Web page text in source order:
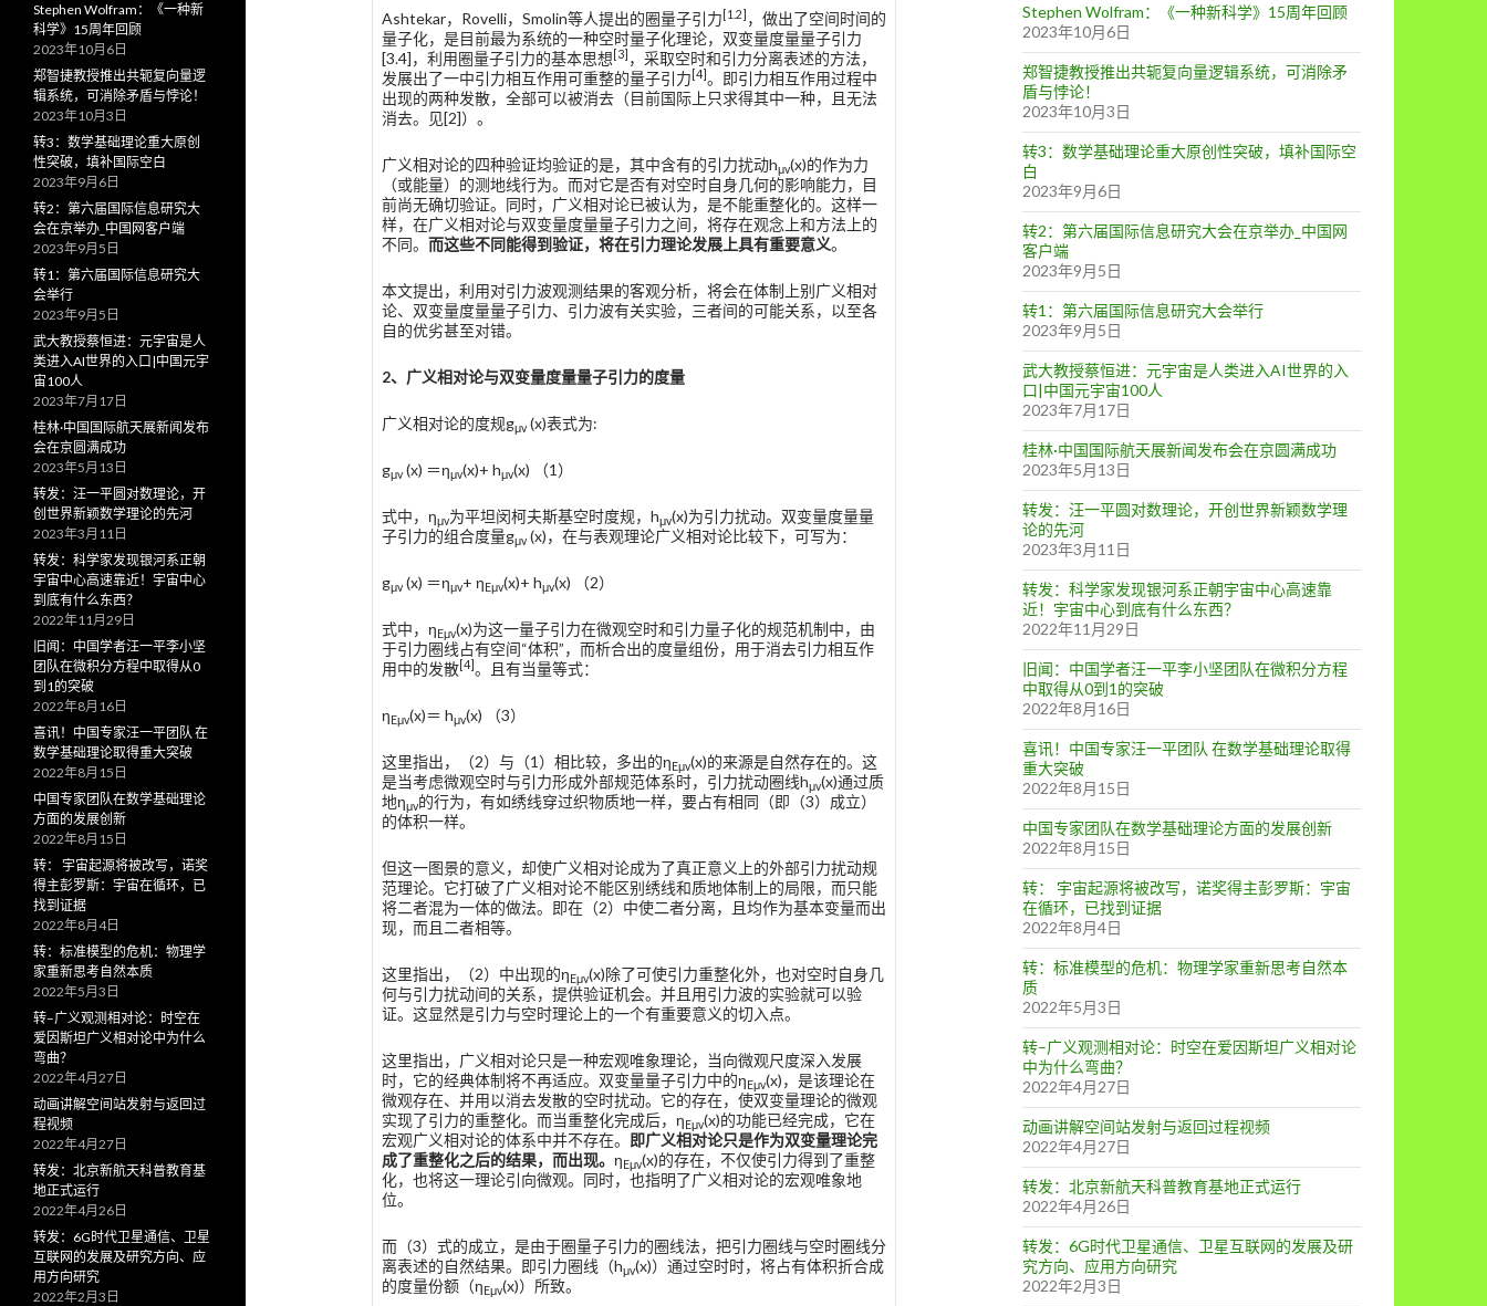
Ashtekar，Rovelli，Smolin等人提出的圈量子引力 [1.2] ，做出了空间时间的
量子化，是目前最为系统的一种空时量子化理论，双变量度量量子引力
[3.4]，利用圈量子引力的基本思想 [3] ，采取空时和引力分离表述的方法，
发展出了一中引力相互作用可重整的量子引力 [4]。即引力相互作用过程中
出现的两种发散，全部可以被消去（目前国际上只求得其中一种，且无法
消去。见[2]）。
广义相对论的四种验证均验证的是，其中含有的引力扰动hμv(x)的作为力
（或能量）的测地线行为。而对它是否有对空时自身几何的影响能力，目
前尚无确切验证。同时，广义相对论已被认为，是不能重整化的。这样一
样，在广义相对论与双变量度量量子引力之间，将存在观念上和方法上的
不同。 而这些不同能得到验证，将在引力理论发展上具有重要意义。
本文提出，利用对引力波观测结果的客观分析，将会在体制上别广义相对
论、双变量度量量子引力、引力波有关实验，三者间的可能关系，以至各
自的优劣甚至对错。
2、广义相对论与双变量度量量子引力的度量
广义相对论的度规gμv (x)表式为:
gμv (x) ＝ημv(x)+ hμv(x) （1）
式中，ημv为平坦闵柯夫斯基空时度规，hμv(x)为引力扰动。双变量度量量
子引力的组合度量gμv (x)，在与表观理论广义相对论比较下，可写为：
gμv (x) ＝ημv+ ηEμv(x)+ hμv(x) （2）
式中，ηEμv(x)为这一量子引力在微观空时和引力量子化的规范机制中，由
于引力圈线占有空间“体积”，而析合出的度量组份，用于消去引力相互作
用中的发散[4]。且有当量等式：
ηEμv(x)＝ hμv(x) （3）
这里指出，（2）与（1）相比较，多出的ηEμv(x)的来源是自然存在的。这
是当考虑微观空时与引力形成外部规范体系时，引力扰动圈线hμv(x)通过质
地ημv的行为，有如绣线穿过织物质地一样，要占有相同（即（3）成立）
的体积一样。
但这一图景的意义，却使广义相对论成为了真正意义上的外部引力扰动规
范理论。它打破了广义相对论不能区别绣线和质地体制上的局限，而只能
将二者混为一体的做法。即在（2）中使二者分离，且均作为基本变量而出
现，而且二者相等。
这里指出，（2）中出现的ηEμv(x)除了可使引力重整化外，也对空时自身几
何与引力扰动间的关系，提供验证机会。并且用引力波的实验就可以验
证。这显然是引力与空时理论上的一个有重要意义的切入点。
这里指出，广义相对论只是一种宏观唯象理论，当向微观尺度深入发展
时，它的经典体制将不再适应。双变量量子引力中的ηEμv(x)，是该理论在
微观存在、并用以消去发散的空时扰动。它的存在，使双变量理论的微观
实现了引力的重整化。而当重整化完成后，ηEμv(x)的功能已经完成，它在
宏观广义相对论的体系中并不存在。 即广义相对论只是作为双变量理论完
成了重整化之后的结果，而出现。 ηEμv(x)的存在，不仅使引力得到了重整
化，也将这一理论引向微观。同时，也指明了广义相对论的宏观唯象地
位。
而（3）式的成立，是由于圈量子引力的圈线法，把引力圈线与空时圈线分
离表述的自然结果。即引力圈线（hμv(x)）通过空时时，将占有体积折合成
的度量份额（ηEμv(x)）所致。
Stephen Wolfram：《一种新科学》15周年回顾
2023年10月6日
郑智捷教授推出共轭复向量逻辑系统，可消除矛
盾与悖论！
2023年10月3日
转3：数学基础理论重大原创性突破，填补国际空
白
2023年9月6日
转2：第六届国际信息研究大会在京举办_中国网
客户端
2023年9月5日
转1：第六届国际信息研究大会举行
2023年9月5日
武大教授蔡恒进：元宇宙是人类进入AI世界的入
口|中国元宇宙100人
2023年7月17日
桂林·中国国际航天展新闻发布会在京圆满成功
2023年5月13日
转发：汪一平圆对数理论，开创世界新颖数学理
论的先河
2023年3月11日
转发：科学家发现银河系正朝宇宙中心高速靠
近！宇宙中心到底有什么东西？
2022年11月29日
旧闻：中国学者汪一平李小坚团队在微积分方程
中取得从0到1的突破
2022年8月16日
喜讯！中国专家汪一平团队 在数学基础理论取得
重大突破
2022年8月15日
中国专家团队在数学基础理论方面的发展创新
2022年8月15日
转： 宇宙起源将被改写，诺奖得主彭罗斯：宇宙
在循环，已找到证据
2022年8月4日
转：标准模型的危机：物理学家重新思考自然本
质
2022年5月3日
转–广义观测相对论：时空在爱因斯坦广义相对论
中为什么弯曲？
2022年4月27日
动画讲解空间站发射与返回过程视频
2022年4月27日
转发：北京新航天科普教育基地正式运行
2022年4月26日
转发：6G时代卫星通信、卫星互联网的发展及研
究方向、应用方向研究
2022年2月3日
Stephen Wolfram：《一种新
科学》15周年回顾
2023年10月6日
郑智捷教授推出共轭复向量逻
辑系统，可消除矛盾与悖论！
2023年10月3日
转3：数学基础理论重大原创
性突破，填补国际空白
2023年9月6日
转2：第六届国际信息研究大
会在京举办_中国网客户端
2023年9月5日
转1：第六届国际信息研究大
会举行
2023年9月5日
武大教授蔡恒进：元宇宙是人
类进入AI世界的入口|中国元宇
宙100人
2023年7月17日
桂林·中国国际航天展新闻发布
会在京圆满成功
2023年5月13日
转发：汪一平圆对数理论，开
创世界新颖数学理论的先河
2023年3月11日
转发：科学家发现银河系正朝
宇宙中心高速靠近！宇宙中心
到底有什么东西？
2022年11月29日
旧闻：中国学者汪一平李小坚
团队在微积分方程中取得从0
到1的突破
2022年8月16日
喜讯！中国专家汪一平团队 在
数学基础理论取得重大突破
2022年8月15日
中国专家团队在数学基础理论
方面的发展创新
2022年8月15日
转： 宇宙起源将被改写，诺奖
得主彭罗斯：宇宙在循环，已
找到证据
2022年8月4日
转：标准模型的危机：物理学
家重新思考自然本质
2022年5月3日
转–广义观测相对论：时空在
爱因斯坦广义相对论中为什么
弯曲？
2022年4月27日
动画讲解空间站发射与返回过
程视频
2022年4月27日
转发：北京新航天科普教育基
地正式运行
2022年4月26日
转发：6G时代卫星通信、卫星
互联网的发展及研究方向、应
用方向研究
2022年2月3日